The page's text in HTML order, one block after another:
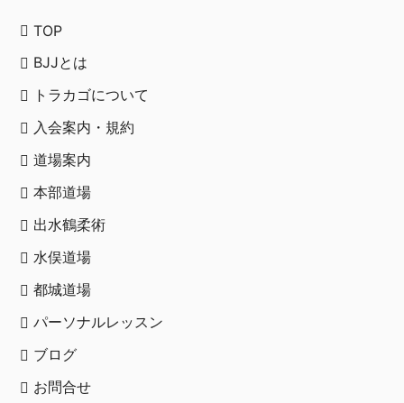
TOP
BJJとは
トラカゴについて
入会案内・規約
道場案内
本部道場
出水鶴柔術
水俣道場
都城道場
パーソナルレッスン
ブログ
お問合せ